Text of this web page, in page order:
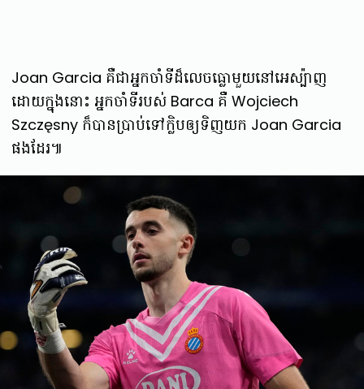
Joan Garcia គឺជាអ្នកចាំទីដ៏លេចធ្លោមួយនៅអេស្ប៉ាញ
ដោយក្នុងនោះ អ្នកចាំទីរបស់ Barca គឺ Wojciech
Szczęsny ក៏បានប្រាប់ទៅក្លិបឲ្យទិញយក Joan Garcia
ផងដែរ៕